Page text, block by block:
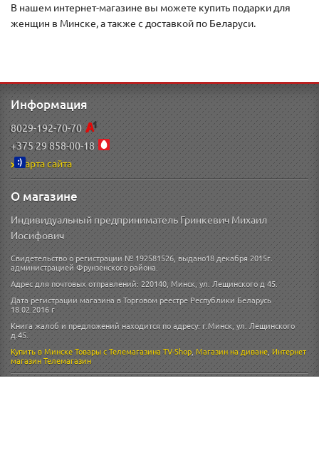
В нашем интернет-магазине вы можете купить подарки для
женщин в Минске, а также с доставкой по Беларуси.
Информация
8029-192-70-70
+375 29 858-00-18
Карта сайта
О магазине
Индивидуальный предприниматель Гринкевич Михаил
Иосифович
Свидетельство о регистрации № 192581526, выдано18 декабря 2015г.
администрацией Фрунзенского района.
Адрес для почтовых отправлений: 220140, Минск, ул. Лещинского д 45.
Дата регистрации магазина в Торговом реестре Республики Беларусь
18.02.2016 г
Книга жалоб и предложений находится по адресу: г.Минск, ул. Лещинского
д.45.
Купить в МинскеТовары с Телемагазина TV-Shop,Магазин на диване,Интернет
магазинТелемагазин